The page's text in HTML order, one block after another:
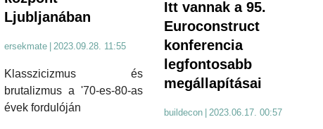
Ljubljanában
ersekmate 2023.09.28. 11:55
Klasszicizmus és
brutalizmus a '70-es-80-as
évek fordulóján
Itt vannak a 95.
Euroconstruct
konferencia
legfontosabb
megállapításai
buildecon 2023.06.17. 00:57